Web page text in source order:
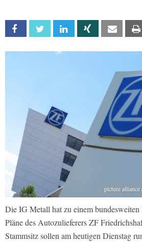
Facebook Twitter Linkedin Xing Email
picture
Die IG Metall hat zu einem bundesweiten
Pläne des Autozulieferers ZF
Stammsitz sollen am heutigen Dienstag